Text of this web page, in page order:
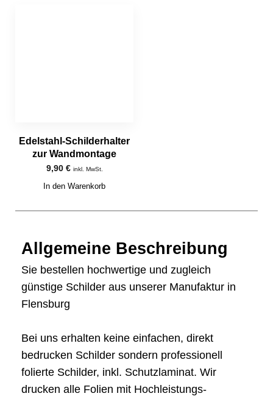
Edelstahl-Schilderhalter
zur Wandmontage
9,90 € inkl. MwSt.
In den Warenkorb
Allgemeine Beschreibung
Sie bestellen hochwertige und zugleich
günstige Schilder aus unserer Manufaktur in
Flensburg
Bei uns erhalten keine einfachen, direkt
bedrucken Schilder sondern professionell
folierte Schilder, inkl. Schutzlaminat. Wir
drucken alle Folien mit Hochleistungs-